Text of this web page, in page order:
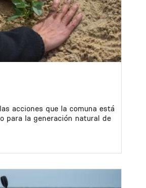
acciones que la comuna está
para la generación natural de